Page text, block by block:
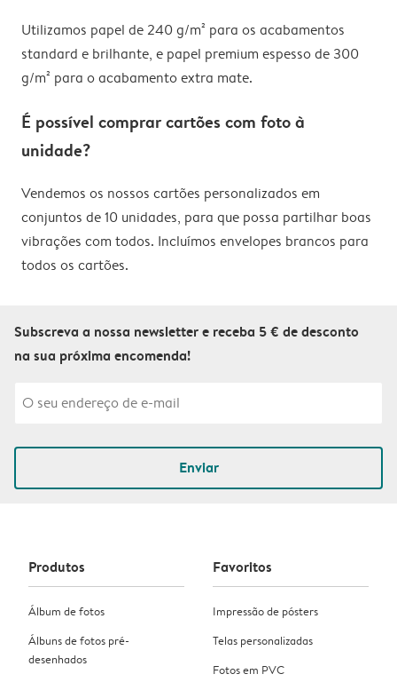
Utilizamos papel de 240 g/m² para os acabamentos
standard e brilhante, e papel premium espesso de 300
g/m² para o acabamento extra mate.
É possível comprar cartões com foto à
unidade?
Vendemos os nossos cartões personalizados em
conjuntos de 10 unidades, para que possa partilhar boas
vibrações com todos. Incluímos envelopes brancos para
todos os cartões.
Subscreva a nossa newsletter e receba 5 € de desconto
na sua próxima encomenda!
Enviar
Produtos
Álbum de fotos
Álbuns de fotos pré-
desenhados
Favoritos
Impressão de pósters
Telas personalizadas
Fotos em PVC